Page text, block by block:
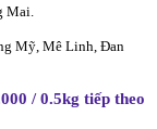
Mai.
Mỹ, Mê Linh, Đan
/ 0.5kg tiếp theo